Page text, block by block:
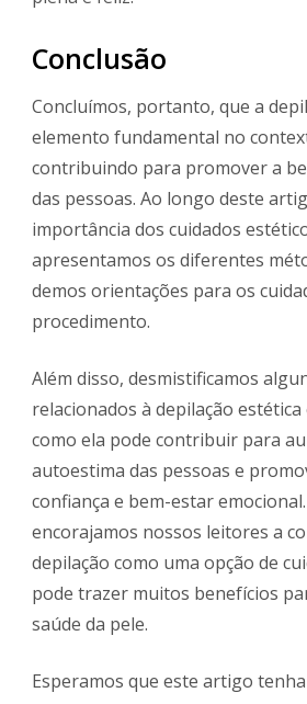
Conclusão
Concluímos, portanto, que a
elemento fundamental no
contribuindo para promover a
das pessoas. Ao longo deste
importância dos cuidados
apresentamos os diferentes
demos orientações para os
procedimento.
Além disso, desmistificamos
relacionados à depilação
como ela pode contribuir para
autoestima das pessoas e
confiança e bem-estar
encorajamos nossos leitores a
depilação como uma opção de
pode trazer muitos benefícios
saúde da pele.
Esperamos que este artigo